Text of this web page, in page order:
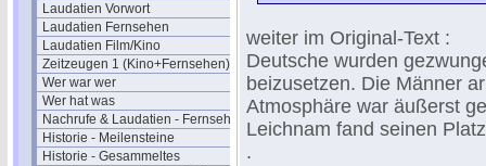
Laudatien Vorwort
Laudatien Fernsehen
Laudatien Film/Kino
Zeitzeugen 1 (Kino+Fernsehen)
Wer war wer
Wer hat was
Nachrufe & Laudatien - Fernsehen
Historie - Meilensteine
Historie - Gesammeltes
weiter im Original-Text :
Deutsche wurden
beizusetzen. Die Männer
Atmosphäre war äußerst
Leichnam fand seinen
.